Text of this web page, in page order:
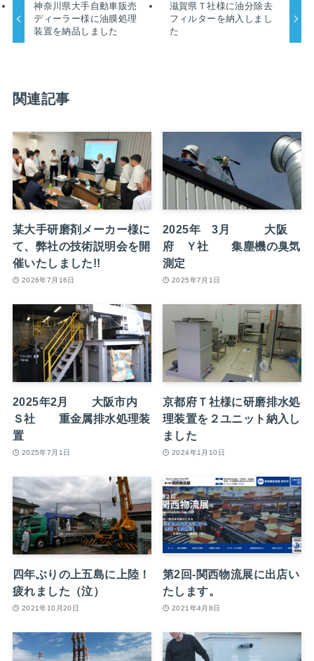
神奈川県大手自動車販売
ディーラー様に油膜処理
装置を納品しました
滋賀県Ｔ社様に油分除去
フィルターを納入しまし
た
関連記事
某大手研磨剤メーカー様に
て、弊社の技術説明会を開
催いたしました!!
2026年7月16日
2025年 3月 大阪
府 Ｙ社 集塵機の臭気
測定
2025年7月1日
2025年2月 大阪市内
Ｓ社 重金属排水処理装
置
2025年7月1日
京都府Ｔ社様に研磨排水処
理装置を２ユニット納入し
ました
2024年1月10日
四年ぶりの上五島に上陸！
疲れました（泣）
2021年10月20日
第2回-関西物流展に出店い
たします。
2021年4月8日